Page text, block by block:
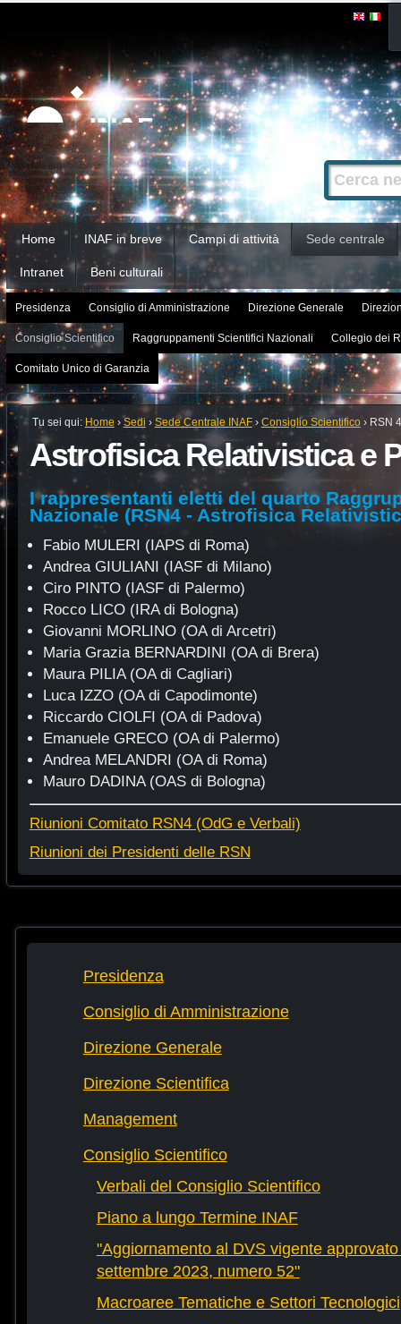
contenuti.
|
Salta
alla
navigazione
Cerca nel
Ricerca
avanzata…
Sezioni
Home INAF in breve Campi di attività Sede centrale
Intranet Beni culturali
Presidenza Consiglio di Amministrazione Direzione Generale
Consiglio Scientifico Raggruppamenti Scientifici Nazionali Collegio dei
Comitato Unico di Garanzia
Tu sei qui: Home ›Sedi › Sede Centrale INAF › Consiglio Scientifico › RSN 4
Astrofisica Relativistica e
I rappresentanti eletti del quarto
Nazionale (RSN4 - Astrofisica
Fabio MULERI (IAPS di Roma)
Andrea GIULIANI (IASF di Milano)
Ciro PINTO (IASF di Palermo)
Rocco LICO (IRA di Bologna)
Giovanni MORLINO (OA di Arcetri)
Maria Grazia BERNARDINI (OA di Brera)
Maura PILIA (OA di Cagliari)
Luca IZZO (OA di Capodimonte)
Riccardo CIOLFI (OA di Padova)
Emanuele GRECO (OA di Palermo)
Andrea MELANDRI (OA di Roma)
Mauro DADINA (OAS di Bologna)
Riunioni Comitato RSN4 (OdG e Verbali)
Riunioni dei Presidenti delle RSN
Presidenza
Consiglio di Amministrazione
Direzione Generale
Direzione Scientifica
Management
Consiglio Scientifico
Verbali del Consiglio Scientifico
Piano a lungo Termine INAF
"Aggiornamento al DVS vigente
settembre 2023, numero 52"
Macroaree Tematiche e Settori Tecnologici